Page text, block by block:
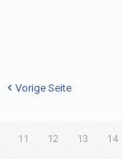
Vorige Seite
11 12 13 14